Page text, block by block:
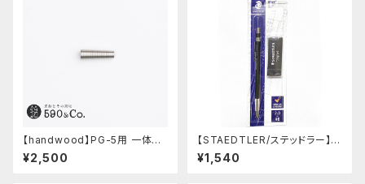
【handwood】PG-5用 一体型
ノック部カバー (グルーブ/ステン
レス)
¥2,500
【STAEDTLER/ステッドラー】マ
ルス テクニコ芯ホルダー ブラッ
ク・限定 字消し付セット
¥1,540